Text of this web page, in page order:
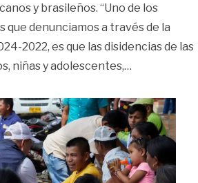
y brasileños. “Uno de los
que denunciamos a través de la
2022, es que las disidencias de las
niñas y adolescentes,…